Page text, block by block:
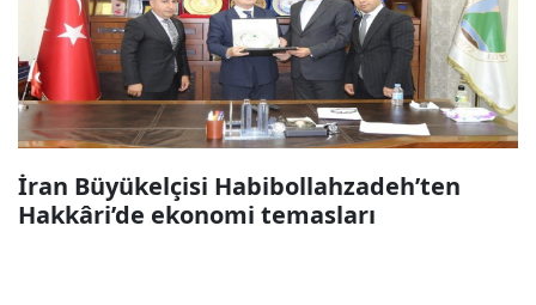
İran Büyükelçisi Habibollahzadeh’ten
Hakkâri’de ekonomi temasları